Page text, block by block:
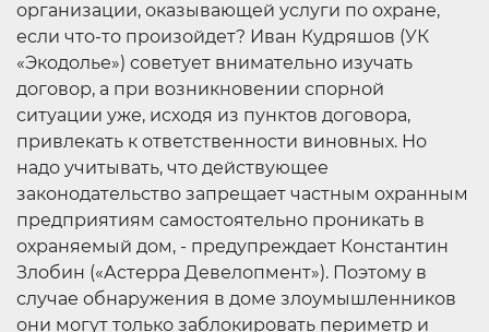
организации, оказывающей услуги по охране,
если что-то произойдет? Иван Кудряшов (УК
«Экодолье») советует внимательно изучать
договор, а при возникновении спорной
ситуации уже, исходя из пунктов договора,
привлекать к ответственности виновных. Но
надо учитывать, что действующее
законодательство запрещает частным охранным
предприятиям самостоятельно проникать в
охраняемый дом, - предупреждает Константин
Злобин («Астерра Девелопмент»). Поэтому в
случае обнаружения в доме злоумышленников
они могут только заблокировать периметр и